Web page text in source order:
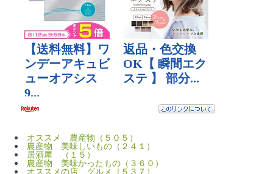
オススメ 農産物（５０５）
農産物 美味しいもの（２４１）
居酒屋 （１５）
農産物 美味かったもの（３６０）
オススメの店 グルメ（５３７）